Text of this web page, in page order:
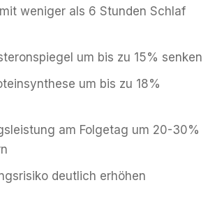
weniger als 6 Stunden Schlaf
um bis zu 15% senken
um bis zu 18%
am Folgetag um 20-30%
deutlich erhöhen